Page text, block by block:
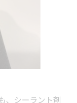
、シーラント剤